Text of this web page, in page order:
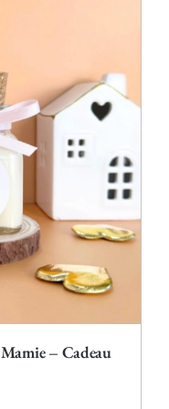
– Cadeau